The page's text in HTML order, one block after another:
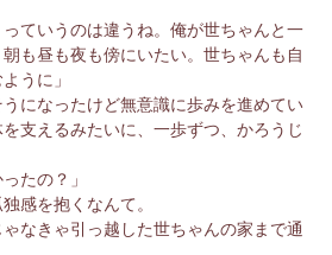
っていうのは違うね。俺が世ちゃんと一
も昼も夜も傍にいたい。世ちゃんも自
うに」
になったけど無意識に歩みを進めてい
支えるみたいに、一歩ずつ、かろうじ
たの？」
感を抱くなんて。
ゃなきゃ引っ越した世ちゃんの家まで通